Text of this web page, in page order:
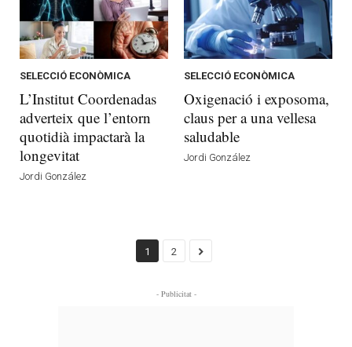
SELECCIÓ ECONÒMICA
L’Institut Coordenadas
adverteix que l’entorn
quotidià impactarà la
longevitat
Jordi González
SELECCIÓ ECONÒMICA
Oxigenació i exposoma,
claus per a una vellesa
saludable
Jordi González
1 2
- Publicitat -